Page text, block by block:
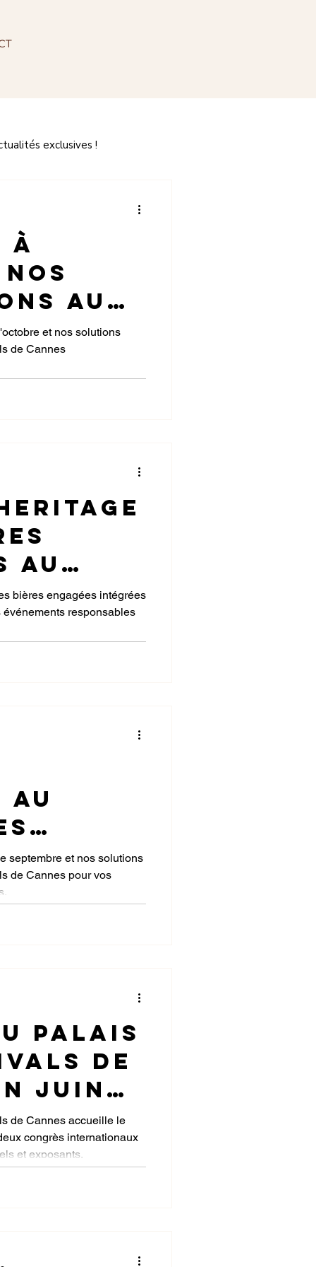
exclusives !
à
nos
au
les
et nos solutions
de Cannes
au
bières engagées intégrées
responsables
de
les
septembre et nos solutions
de Cannes pour vos
Palais
de
Juin
de Cannes accueille le
congrès internationaux
et exposants.